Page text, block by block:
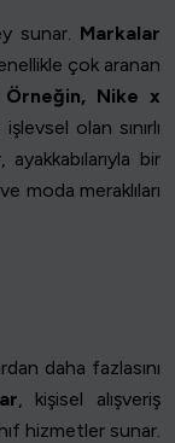
sunar. Markalar
çok aranan
Örneğin, Nike x
olan sınırlı
bir
moda meraklıları
daha fazlasını
, kişisel alışveriş
hizmetler sunar.